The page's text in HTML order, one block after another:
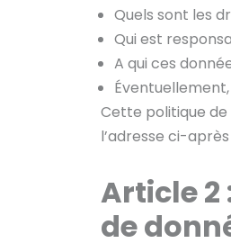
Quels sont les
Qui est
A qui ces
Cette politique
l’adresse ci-
Article 2
de